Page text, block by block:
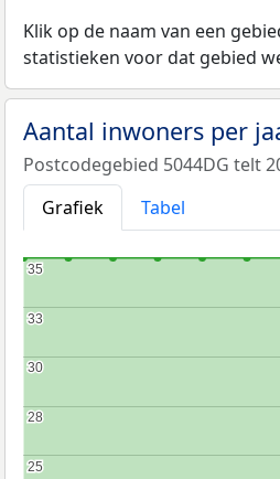
Klik op de naam van een
statistieken voor dat gebied
Aantal inwoners per
Postcodegebied 5044DG telt
Grafiek
Tabel
25
25
28
28
30
30
33
33
35
35